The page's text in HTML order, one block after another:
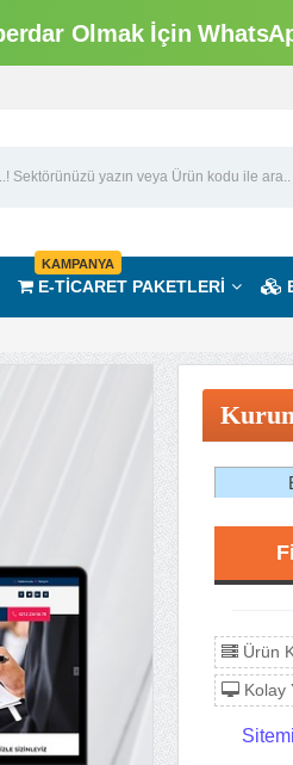
Olmak İçin
E-TİCARET PAKETLERİ
KAMPANYA
Ürün
Kolay